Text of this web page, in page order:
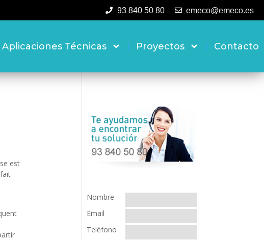
93 840 50 80 emeco@emeco.es
Aplicaciones Técnicas Proyectos Contacto
est
Nombre
Email
Teléfono